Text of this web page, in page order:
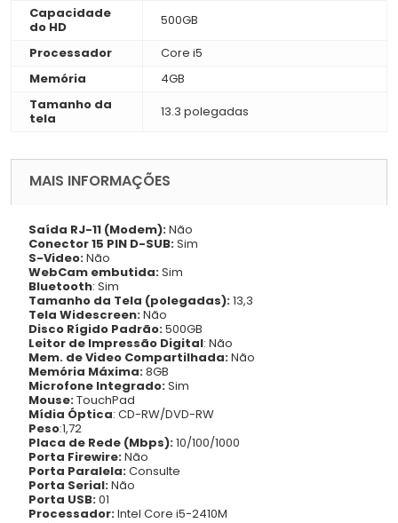
Capacidade
do HD
500GB
Processador
Core i5
Memória
4GB
Tamanho da
tela
13.3 polegadas
MAIS INFORMAÇÕES
Saída RJ-11 (Modem):Não
Conector 15 PIN D-SUB:Sim
S-Video:Não
WebCam embutida:Sim
Bluetooth: Sim
Tamanho da Tela (polegadas):13,3
Tela Widescreen:Não
Disco Rígido Padrão:500GB
Leitor de Impressão Digital: Não
Mem. de Video Compartilhada:Não
Memória Máxima:8GB
Microfone Integrado:Sim
Mouse:TouchPad
Mídia Óptica: CD-RW/DVD-RW
Peso:1,72
Placa de Rede (Mbps):10/100/1000
Porta Firewire:Não
Porta Paralela:Consulte
Porta Serial:Não
Porta USB:01
Processador:Intel Core i5-2410M